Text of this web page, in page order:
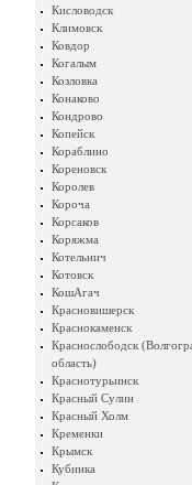
Кисловодск
Климовск
Ковдор
Когалым
Козловка
Конаково
Кондрово
Копейск
Кораблино
Кореновск
Королев
Короча
Корсаков
Коряжма
Котельнич
Котовск
КошАгач
Красновишерск
Краснокаменск
Краснослободск
область)
Краснотурьинск
Красный Сулин
Красный Холм
Кременки
Крымск
Кубинка